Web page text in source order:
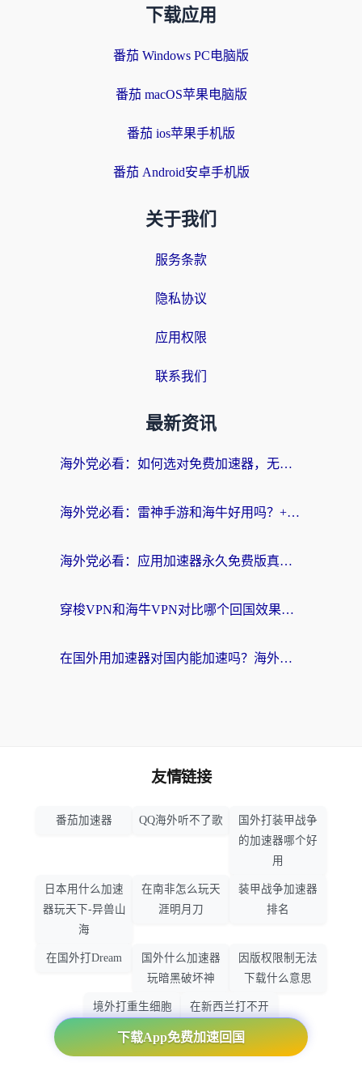
下载应用
番茄 Windows PC电脑版
番茄 macOS苹果电脑版
番茄 ios苹果手机版
番茄 Android安卓手机版
关于我们
服务条款
隐私协议
应用权限
联系我们
最新资讯
海外党必看：如何选对免费加速器，无缝访问国内资源不踩坑？
海外党必看：雷神手游和海牛好用吗？+3款热门加速器实测对比，附番茄加速器无缝回国指南
海外党必看：应用加速器永久免费版真的存在吗？教你选对回国加速器无缝刷国内资源
穿梭VPN和海牛VPN对比哪个回国效果更好？海外华人亲测3款热门加速器+避坑指南
在国外用加速器对国内能加速吗？海外党亲测有效的无缝访问指南
下载App免费加速回国
友情链接
番茄加速器 QQ海外听不了歌
国外打装甲战争
的加速器哪个好
用
日本用什么加速
器玩天下-异兽山
海
在南非怎么玩天
涯明月刀
装甲战争加速器
排名
在国外打Dream
国外什么加速器
玩暗黑破坏神
因版权限制无法
下载什么意思
境外打重生细胞
加速器哪个好
在新西兰打不开
大智慧怎么办